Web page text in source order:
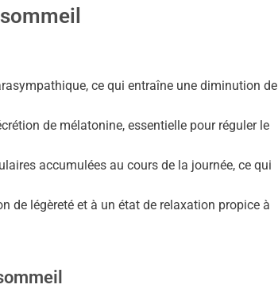
ce qui entraîne une diminution de
de mélatonine, essentielle pour réguler le
accumulées au cours de la journée, ce qui
de légèreté et à un état de relaxation propice à